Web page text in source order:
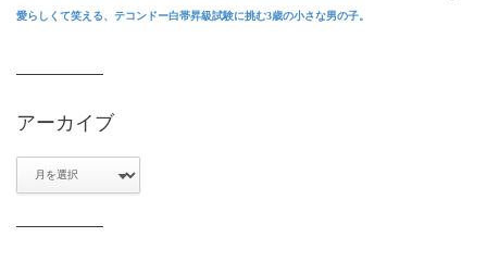
愛らしくて笑える、テコンドー白帯昇級試験に挑む3歳の小さな男の子。
アーカイブ